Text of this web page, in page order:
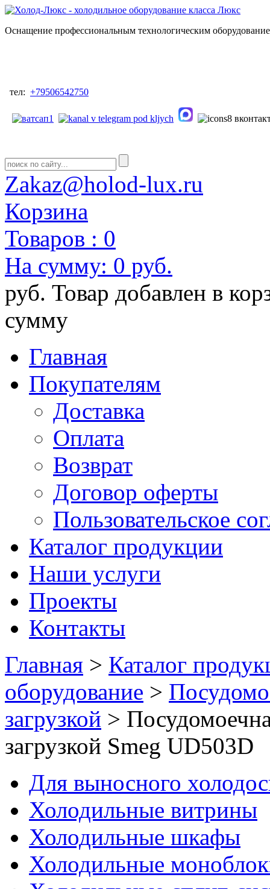
Оснащение профессиональным технологическим
тел: +79506542750
Zakaz@holod-lux.ru
Корзина
Товаров : 0
На сумму: 0 руб.
руб. Товар добавлен в
сумму
Главная
Покупателям
Доставка
Оплата
Возврат
Договор оферты
Пользовательское
Каталог продукции
Наши услуги
Проекты
Контакты
Главная > Каталог
оборудование >
загрузкой >
загрузкой Smeg UD503D
Для выносного
Холодильные витрины
Холодильные шкафы
Холодильные